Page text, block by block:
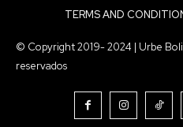
TERMS AND
© Copyright 2019- 2024 | Urbe
reservados